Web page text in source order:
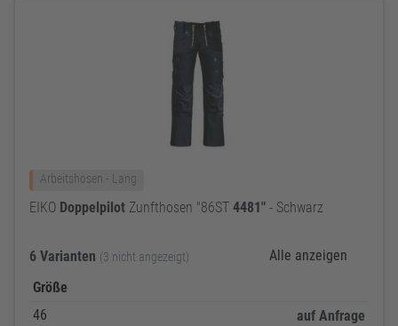
Arbeitshosen - Lang
EIKO Doppelpilot Zunfthosen "86ST 4481" - Schwarz
6 Varianten (3 nicht angezeigt)
Alle anzeigen
Größe
46
auf Anfrage